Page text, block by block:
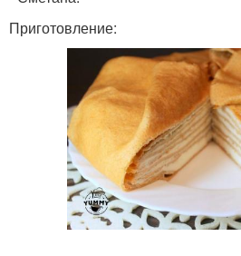
Приготовление: